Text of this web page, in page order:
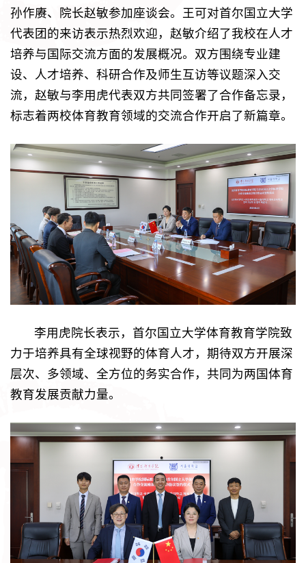
孙作赓、院长赵敏参加座谈会。王可对首尔国立大学
代表团的来访表示热烈欢迎，赵敏介绍了我校在人才
培养与国际交流方面的发展概况。双方围绕专业建
设、人才培养、科研合作及师生互访等议题深入交
流，赵敏与李用虎代表双方共同签署了合作备忘录，
标志着两校体育教育领域的交流合作开启了新篇章。
李用虎院长表示，首尔国立大学体育教育学院致
力于培养具有全球视野的体育人才，期待双方开展深
层次、多领域、全方位的务实合作，共同为两国体育
教育发展贡献力量。